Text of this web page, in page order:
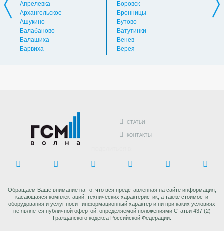
Апрелевка
Архангельское
Ашукино
Балабаново
Балашиха
Барвиха
Боровск
Бронницы
Бутово
Ватутинки
Венев
Верея
СТАТЬИ
КОНТАКТЫ
Обращаем Ваше внимание на то, что вся представленная на сайте информация,
касающаяся комплектаций, технических характеристик, а также стоимости
оборудования и услуг носит информационный характер и ни при каких условиях
не является публичной офертой, определяемой положениями Статьи 437 (2)
Гражданского кодекса Российской Федерации.